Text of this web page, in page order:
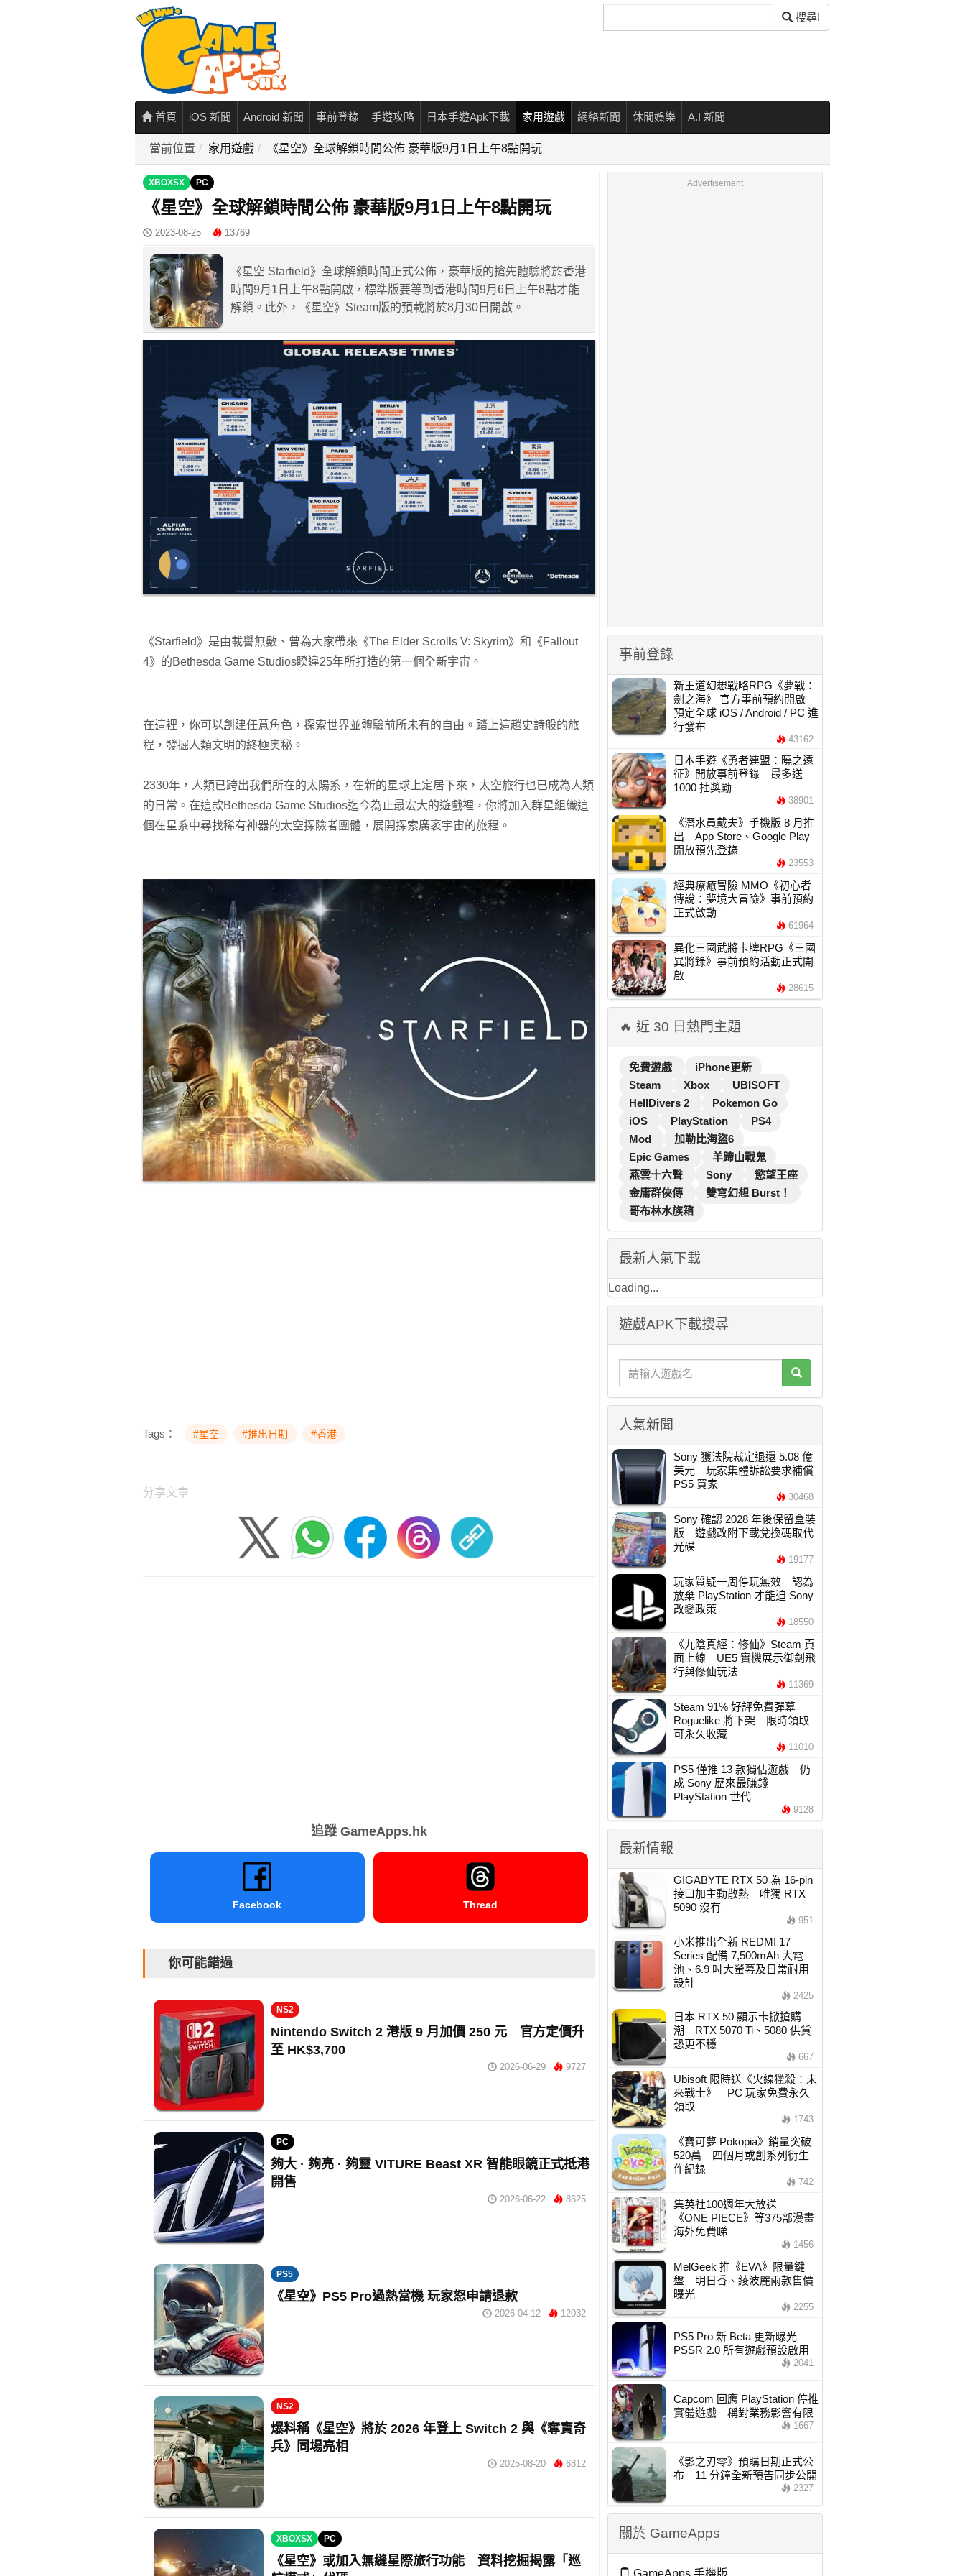
尋
搜尋!
首頁 iOS 新聞 Android 新聞 事前登錄 手遊攻略 日本手遊Apk下載 家用遊戲 網絡新聞 休閒娛樂 A.I 新聞
當前位置 家用遊戲 《星空》全球解鎖時間公佈 豪華版9月1日上午8點開玩
XBOXSX PC
《星空》全球解鎖時間公佈 豪華版9月1日上午8點開玩
2023-08-25 13769
《星空 Starfield》全球解鎖時間正式公佈，豪華版的搶先體驗將於香港
時間9月1日上午8點開啟，標準版要等到香港時間9月6日上午8點才能
解鎖。此外，《星空》Steam版的預載將於8月30日開啟。
《Starfield》是由載譽無數、曾為大家帶來《The Elder Scrolls V: Skyrim》和《Fallout
4》的Bethesda Game Studios睽違25年所打造的第一個全新宇宙。
在這裡，你可以創建任意角色，探索世界並體驗前所未有的自由。踏上這趟史詩般的旅
程，發掘人類文明的終極奧秘。
2330年，人類已跨出我們所在的太陽系，在新的星球上定居下來，太空旅行也已成為人類
的日常。在這款Bethesda Game Studios迄今為止最宏大的遊戲裡，你將加入群星組織這
個在星系中尋找稀有神器的太空探險者團體，展開探索廣袤宇宙的旅程。
Tags： #星空 #推出日期 #香港
分享文章
追蹤 GameApps.hk
Facebook Thread
你可能錯過
NS2
Nintendo Switch 2 港版 9 月加價 250 元 官方定價升
至 HK$3,700
2026-06-29 9727
PC
夠大 · 夠亮 · 夠靈 VITURE Beast XR 智能眼鏡正式抵港
開售
2026-06-22 8625
PS5
《星空》PS5 Pro過熱當機 玩家怒申請退款
2026-04-12 12032
NS2
爆料稱《星空》將於 2026 年登上 Switch 2 與《奪寶奇
兵》同場亮相
2025-08-20 6812
XBOXSX PC
《星空》或加入無縫星際旅行功能 資料挖掘揭露「巡
Advertisement
事前登錄
新王道幻想戰略RPG《夢戰：
劍之海》 官方事前預約開啟
預定全球 iOS / Android / PC 進
行發布
43162
日本手遊《勇者連盟：曉之遠
征》開放事前登錄 最多送
1000 抽獎勵
38901
《潛水員戴夫》手機版 8 月推
出 App Store、Google Play
開放預先登錄
23553
經典療癒冒險 MMO《初心者
傳說：夢境大冒險》事前預約
正式啟動
61964
異化三國武將卡牌RPG《三國
異將錄》事前預約活動正式開
啟
28615
🔥 近 30 日熱門主題
免費遊戲
iPhone更新
Steam
Xbox
UBISOFT
HellDivers 2
Pokemon Go
iOS
PlayStation
PS4
Mod
加勒比海盜6
Epic Games
羊蹄山戰鬼
燕雲十六聲
Sony
慾望王座
金庸群俠傳
雙穹幻想 Burst！
哥布林水族箱
最新人氣下載
Loading...
遊戲APK下載搜尋
人氣新聞
Sony 獲法院裁定退還 5.08 億
美元 玩家集體訴訟要求補償
PS5 買家
30468
Sony 確認 2028 年後保留盒裝
版 遊戲改附下載兌換碼取代
光碟
19177
玩家質疑一周停玩無效 認為
放棄 PlayStation 才能迫 Sony
改變政策
18550
《九陰真經：修仙》Steam 頁
面上線 UE5 實機展示御劍飛
行與修仙玩法
11369
Steam 91% 好評免費彈幕
Roguelike 將下架 限時領取
可永久收藏
11010
PS5 僅推 13 款獨佔遊戲 仍
成 Sony 歷來最賺錢
PlayStation 世代
9128
最新情報
GIGABYTE RTX 50 為 16-pin
接口加主動散熱 唯獨 RTX
5090 沒有
951
小米推出全新 REDMI 17
Series 配備 7,500mAh 大電
池、6.9 吋大螢幕及日常耐用
設計
2425
日本 RTX 50 顯示卡掀搶購
潮 RTX 5070 Ti、5080 供貨
恐更不穩
667
Ubisoft 限時送《火線獵殺：未
來戰士》 PC 玩家免費永久
領取
1743
《寶可夢 Pokopia》銷量突破
520萬 四個月或創系列衍生
作紀錄
742
集英社100週年大放送
《ONE PIECE》等375部漫畫
海外免費睇
1456
MelGeek 推《EVA》限量鍵
盤 明日香、綾波麗兩款售價
曝光
2255
PS5 Pro 新 Beta 更新曝光
PSSR 2.0 所有遊戲預設啟用
2041
Capcom 回應 PlayStation 停推
實體遊戲 稱對業務影響有限
1667
《影之刃零》預購日期正式公
布 11 分鐘全新預告同步公開
2327
關於 GameApps
GameApps 手機版